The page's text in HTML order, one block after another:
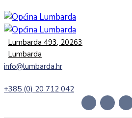
Lumbarda 493, 20263
Lumbarda
info@lumbarda.hr
+385 (0) 20 712 042